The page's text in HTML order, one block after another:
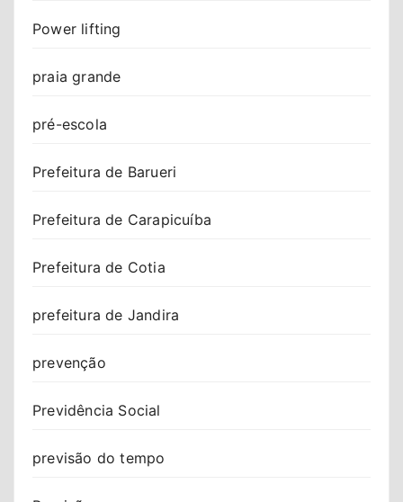
Power lifting
praia grande
pré-escola
Prefeitura de Barueri
Prefeitura de Carapicuíba
Prefeitura de Cotia
prefeitura de Jandira
prevenção
Previdência Social
previsão do tempo